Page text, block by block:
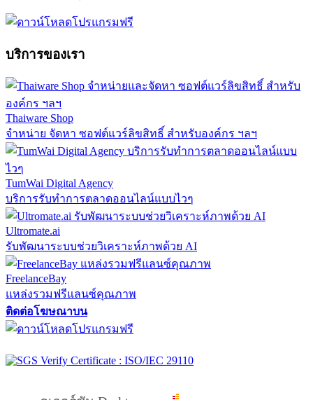
บริการของเรา
Thaiware Shop
จำหน่าย จัดหา ซอฟต์แวร์ลิขสิทธิ์ สำหรับองค์กร ฯลฯ
TumWai Digital Agency
บริการรับทำการตลาดออนไลน์แบบไวๆ
Ultromate.ai
รับพัฒนาระบบช่วยวิเคราะห์ภาพด้วย AI
FreelanceBay
แหล่งรวมฟรีแลนซ์คุณภาพ
ติดต่อโฆษณาบน